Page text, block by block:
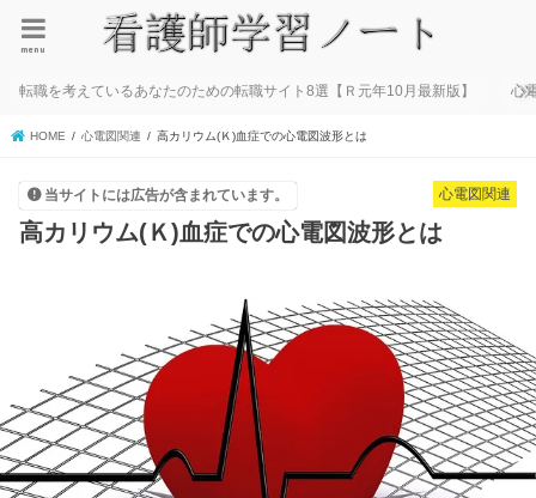
menu
転職を考えているあなたのための転職サイト8選【Ｒ元年10月最新版】 心
HOME 心電図関連 高カリウム(Ｋ)血症での心電図波形とは
心電図関連
当サイトには広告が含まれています。
高カリウム(Ｋ)血症での心電図波形とは